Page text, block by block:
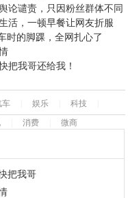
论谴责，只因粉丝群体不同
活，一顿早餐让网友折服
时的脚踝，全网扎心了
把我哥还给我！
车 娱乐 科技
消费 微商
把我哥